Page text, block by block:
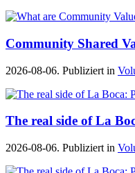
Community Shared
2026-08-06. Publiziert in
The real side of La
2026-08-06. Publiziert in